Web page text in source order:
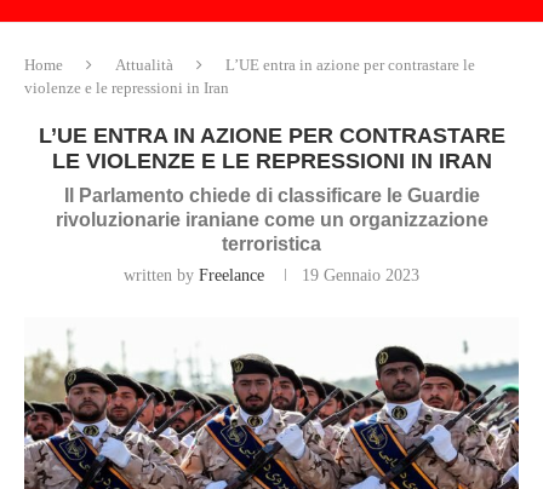
Home Attualità
L’UE entra in azione per contrastare le
violenze e le repressioni in Iran
L’UE ENTRA IN AZIONE PER CONTRASTARE
LE VIOLENZE E LE REPRESSIONI IN IRAN
Il Parlamento chiede di classificare le Guardie
rivoluzionarie iraniane come un organizzazione
terroristica
written by Freelance 19 Gennaio 2023